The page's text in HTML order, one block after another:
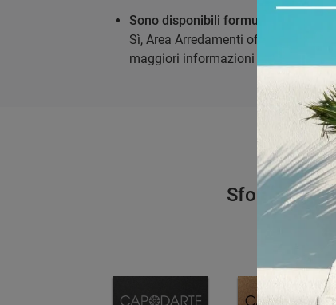
Sono disponibili formule di
Sì, Area Arredamenti offre diverse
maggiori informazioni e dettagli
Sfoglia i